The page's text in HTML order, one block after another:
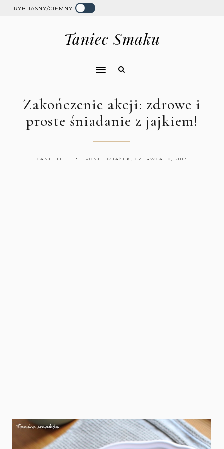
TRYB JASNY/CIEMNY
Taniec Smaku
Zakończenie akcji: zdrowe i
proste śniadanie z jajkiem!
CANETTE PONIEDZIAŁEK, CZERWCA 10, 2013